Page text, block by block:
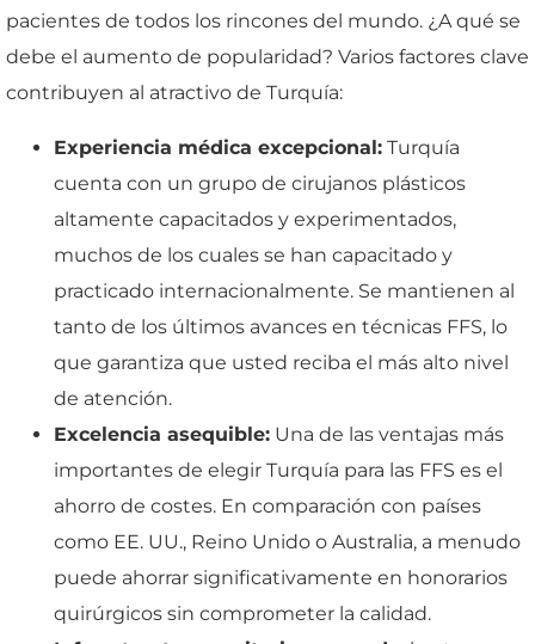
pacientes de todos los rincones del mundo. ¿A qué se
debe el aumento de popularidad? Varios factores clave
contribuyen al atractivo de Turquía:
Experiencia médica excepcional: Turquía
cuenta con un grupo de cirujanos plásticos
altamente capacitados y experimentados,
muchos de los cuales se han capacitado y
practicado internacionalmente. Se mantienen al
tanto de los últimos avances en técnicas FFS, lo
que garantiza que usted reciba el más alto nivel
de atención.
Excelencia asequible: Una de las ventajas más
importantes de elegir Turquía para las FFS es el
ahorro de costes. En comparación con países
como EE. UU., Reino Unido o Australia, a menudo
puede ahorrar significativamente en honorarios
quirúrgicos sin comprometer la calidad.